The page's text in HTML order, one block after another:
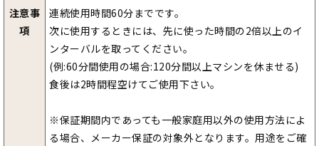
注意事
項
連続使用時間60分までです。
次に使用するときには、先に使った時間の2倍以上のイ
ンターバルを取ってください。
(例:60分間使用の場合:120分間以上マシンを休ませる)
食後は2時間程空けてご使用下さい。
※保証期間内であっても一般家庭用以外の使用方法によ
る場合、メーカー保証の対象外となります。用途をご確